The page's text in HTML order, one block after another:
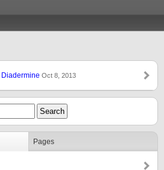
Oct 8, 2013
Pages